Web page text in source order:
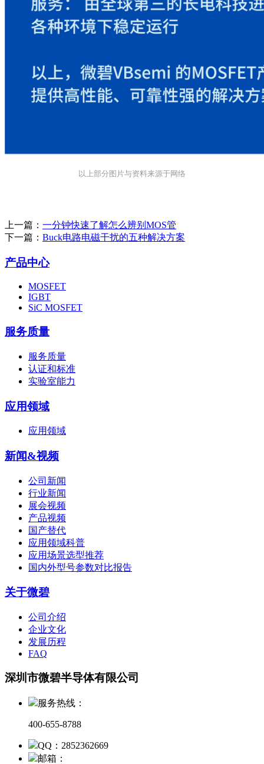
以上部分图片与资料来源于网络
上一篇： 一分钟快速了解怎么辨别MOS管
下一篇： Buck电路电磁干扰的五种解决方案
产品中心
MOSFET
IGBT
SiC MOSFET
服务质量
服务质量
认证和标准
实验室能力
应用领域
应用领域
新闻&视频
公司新闻
行业新闻
展会视频
产品视频
国产替代
应用领域科普
应用场景选型推荐
国内外型号参数对比报告
关于微碧
公司介绍
企业文化
发展历程
FAQ
深圳市微碧半导体有限公司
服务热线：
400-655-8788
QQ：2852362669
邮箱：